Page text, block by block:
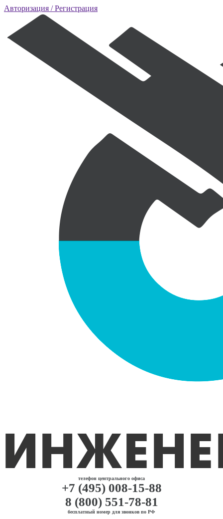
Авторизация / Регистрация
телефон центрального офиса
+7 (495) 008-15-88
8 (800) 551-78-81
бесплатный номер для звонков по РФ